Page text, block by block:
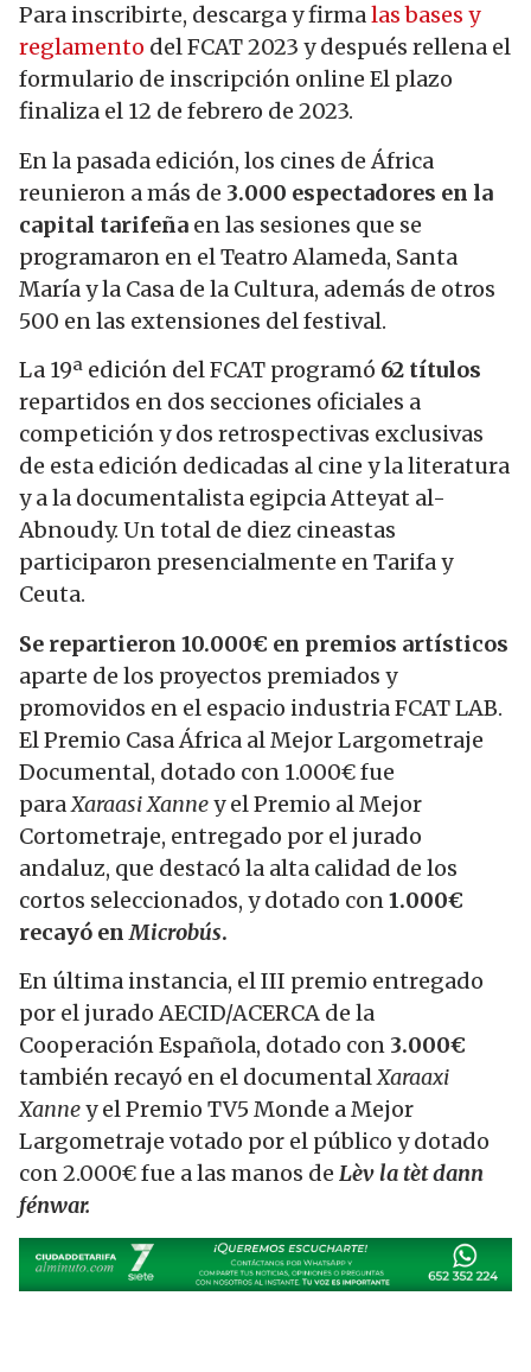
Para inscribirte, descarga y firmalas bases y
reglamento del FCAT 2023 y después rellena el
formulario de inscripción online El plazo
finaliza el 12 de febrero de 2023.
En la pasada edición, los cines de África
reunieron a más de 3.000 espectadores en la
capital tarifeña en las sesiones que se
programaron en el Teatro Alameda, Santa
María y la Casa de la Cultura, además de otros
500 en las extensiones del festival.
La 19ª edición del FCAT programó 62 títulos
repartidos en dos secciones oficiales a
competición y dos retrospectivas exclusivas
de esta edición dedicadas al cine y la literatura
y a la documentalista egipcia Atteyat al-
Abnoudy. Un total de diez cineastas
participaron presencialmente en Tarifa y
Ceuta.
Se repartieron 10.000€ en premios artísticos
aparte de los proyectos premiados y
promovidos en el espacio industria FCAT LAB.
El Premio Casa África al Mejor Largometraje
Documental, dotado con 1.000€ fue
paraXaraasi Xanney el Premio al Mejor
Cortometraje, entregado por el jurado
andaluz, que destacó la alta calidad de los
cortos seleccionados, y dotado con1.000€
recayó enMicrobús.
En última instancia, el III premio entregado
por el jurado AECID/ACERCA de la
Cooperación Española, dotado con 3.000€
también recayó en el documentalXaraaxi
Xanney el Premio TV5 Monde a Mejor
Largometraje votado por el público y dotado
con 2.000€ fue a las manos de Lèv la tèt dann
fénwar.